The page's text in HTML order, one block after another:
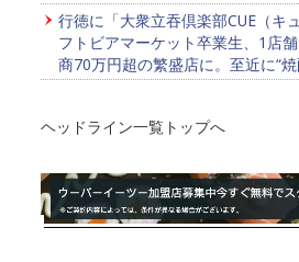
行徳に「大衆立吞倶楽部CUE（キ
フトビアマーケット卒業生、1店
商70万円超の繁盛店に。至近に“
ヘッドライン一覧トップへ